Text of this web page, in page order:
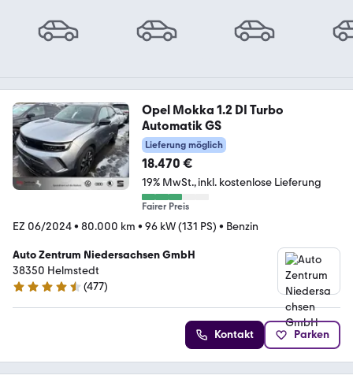
Opel Mokka 1.2 DI Turbo
Automatik GS
Lieferung möglich
18.470 €
19% MwSt. inkl. kostenlose Lieferung
Fairer Preis
EZ 06/2024• 80.000 km • 96 kW (131 PS) • Benzin
Auto Zentrum Niedersachsen GmbH
38350 Helmstedt
4.5 Sterne
(477)
Kontakt Parken